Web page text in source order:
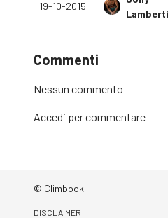
19-10-2015
Lamberti
Commenti
Nessun commento
Accedi per commentare
© Climbook
DISCLAIMER